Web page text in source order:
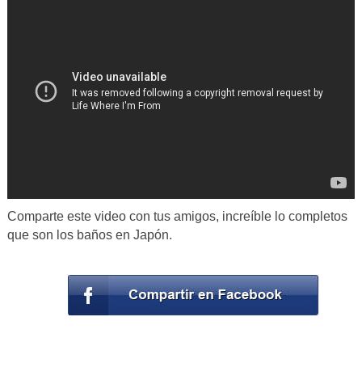
Comparte este video con tus amigos, increíble lo completos
que son los baños en Japón.